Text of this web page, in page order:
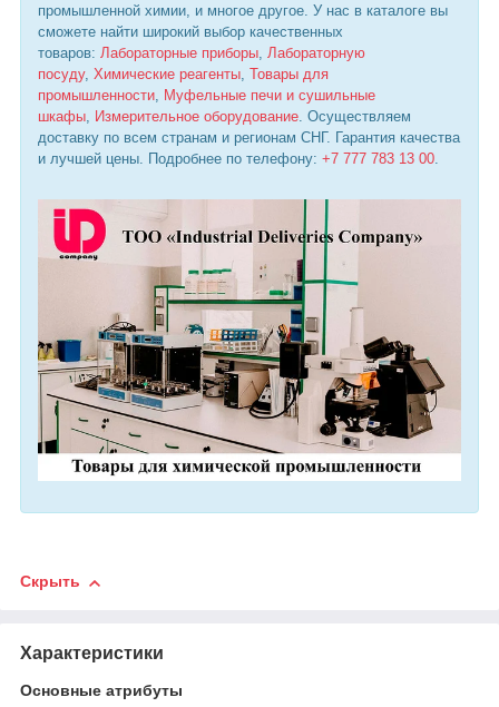
промышленной химии, и многое другое. У нас в каталоге вы
сможете найти широкий выбор качественных
товаров: Лабораторные приборы, Лабораторную
посуду, Химические реагенты, Товары для
промышленности, Муфельные печи и сушильные
шкафы, Измерительное оборудование. Осуществляем
доставку по всем странам и регионам СНГ. Гарантия качества
и лучшей цены. Подробнее по телефону: +7 777 783 13 00.
Скрыть
Характеристики
Основные атрибуты